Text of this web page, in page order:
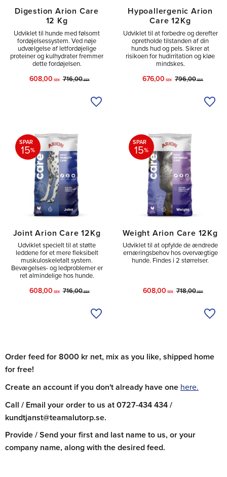
Digestion Arion Care
12 Kg
Udviklet til hunde med følsomt
fordøjelsessystem. Ved nøje
udvælgelse af letfordøjelige
proteiner og kulhydrater fremmer
dette fordøjelsen.
608,00 SEK 716,00SEK
Tilføj til ønskeliste
Hypoallergenic Arion
Care 12Kg
Udviklet til at forbedre og derefter
opretholde tilstanden af din
hunds hud og pels. Sikrer at
risikoen for hudirritation og kløe
mindskes.
676,00 SEK 796,00SEK
Joint Arion Care 12Kg
Udviklet specielt til at støtte
leddene for et mere fleksibelt
muskuloskeletalt system.
Bevægelses- og ledproblemer er
ret almindelige hos hunde.
608,00 SEK 716,00SEK
SPAR
15%
Tilføj til ønskeliste
Weight Arion Care 12Kg
Udviklet til at opfylde de ændrede
ernæringsbehov hos overvægtige
hunde. Findes i 2 størrelser.
608,00 SEK 718,00SEK
SPAR
15%
Order feed for 8000 kr net, mix as you like, shipped home
for free!
Create an account if you don't already have one here.
Call / Email your order to us at 0727-434 434 /
kundtjanst@teamalutorp.se.
Provide / Send your first and last name to us, or your
company name, along with the desired feed.